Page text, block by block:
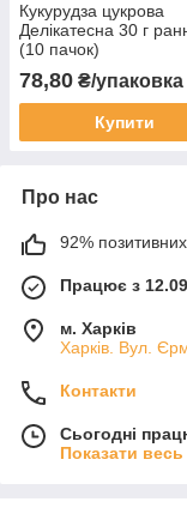
Кукурудза цукрова
Делікатесна 30 г
(10 пачок)
78,80 ₴/упаковка
Купити
Про нас
92% позитивних
Працює з
м. Харків
Харків. Вул.
Контакти
Сьогодні
Показати